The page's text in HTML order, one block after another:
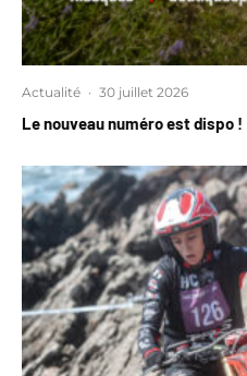
Actualité · 30 juillet 2026
Le nouveau numéro est dispo !